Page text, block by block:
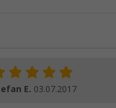
E. 03.07.2017